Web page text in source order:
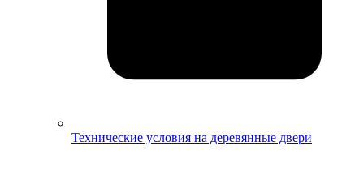
Технические условия на деревянные двери